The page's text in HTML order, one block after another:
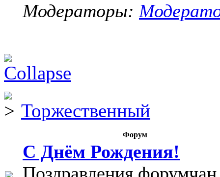
Модераторы:
Торжественный
Форум
С Днём Рождения!